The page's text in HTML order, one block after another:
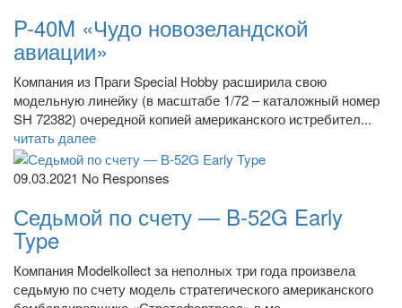
P-40M «Чудо новозеландской
авиации»
Компания из Праги Special Hobby расширила свою
модельную линейку (в масштабе 1/72 – каталожный номер
SH 72382) очередной копией американского истребител...
читать далее
09.03.2021 No Responses
Седьмой по счету — B-52G Early
Type
Компания Modelkollect за неполных три года произвела
седьмую по счету модель стратегического американского